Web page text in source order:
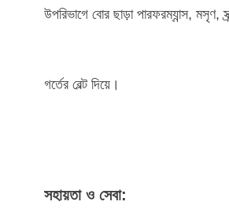
উপরিভাগে বোর ছাড়া পারফরম্যান্স, মসৃণ,
গর্তের বেল্ট দিয়ে।
সহায়তা ও সেবা: